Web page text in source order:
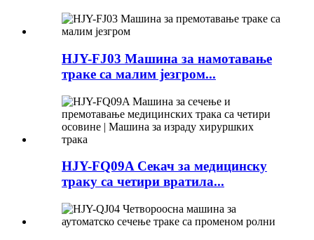
HJY-FJ03 Машина за намотавање
траке са малим језгром...
HJY-FQ09A Секач за медицинску
траку са четири вратила...